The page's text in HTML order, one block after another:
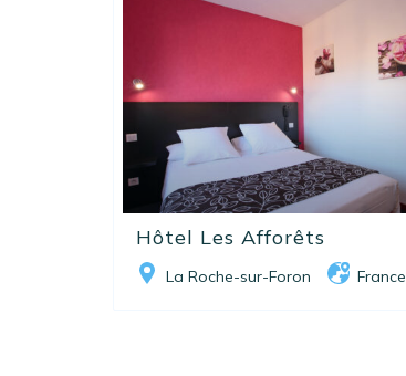
Hôtel Les Afforêts
La Roche-sur-Foron France